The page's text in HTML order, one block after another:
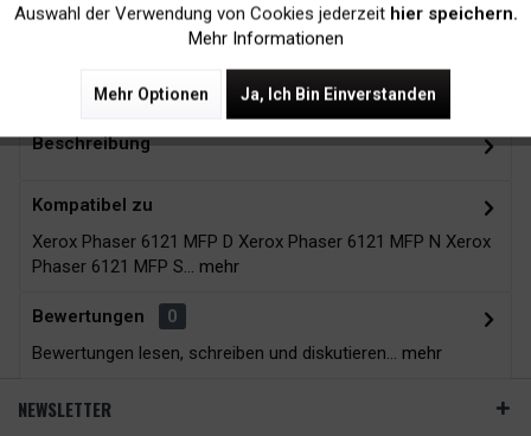
Zubehör 12
Beschreibung
Kompatibel zu
Xerox Phaser 6121 MFP D Xerox Phaser 6121 MFP N Xerox
Phaser 6121 MFP S... mehr
Bewertungen
0
Bewertungen lesen, schreiben und diskutieren... mehr
NEWSLETTER
Auswahl der Verwendung von Cookies jederzeit hier speichern.
Mehr Informationen
Mehr Optionen Ja, Ich Bin Einverstanden